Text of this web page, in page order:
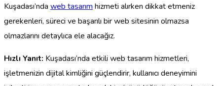
Kuşadası’nda web tasarım hizmeti alırken dikkat etmeniz
gerekenleri, süreci ve başarılı bir web sitesinin olmazsa
olmazlarını detaylıca ele alacağız.
Hızlı Yanıt: Kuşadası’nda etkili web tasarım hizmetleri,
işletmenizin dijital kimliğini güçlendirir, kullanıcı deneyimini